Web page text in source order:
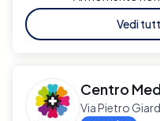
Vedi
Centro
Via Pietro